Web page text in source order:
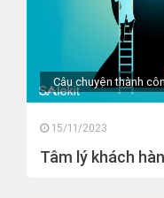
Câu chuyện thành
15/11/2023
Tâm lý khách